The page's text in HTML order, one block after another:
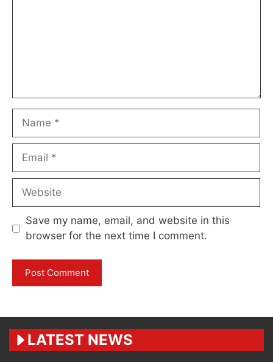
Name
Email
Website
Save my name, email, and website in this
browser for the next time I comment.
LATEST NEWS